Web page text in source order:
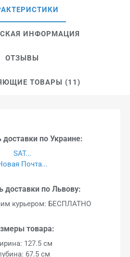
ИНФОРМАЦИЯ
ОТЗЫВЫ
ТОВАРЫ (11)
доставки по Украине:
SAT...
Почта...
доставки по Львову:
курьером: БЕСПЛАТНО
товара:
127.5 см
67.5 см